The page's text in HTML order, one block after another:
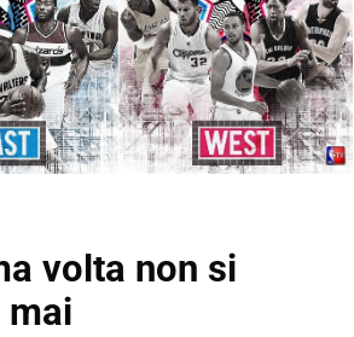
volta non si
mai